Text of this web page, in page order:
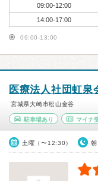
09:00-12:00
14:00-17:00
09:00-13:00
医療法人社団虹泉
宮城県大崎市松山金谷
駐車場あり マイナ
土曜（〜12:30） 朝